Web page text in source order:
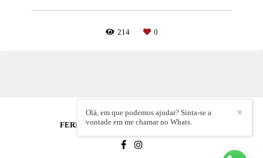
214 0
FERNANDA ROMEU SIMOES/ CONTATO
✕
Olá, em que podemos ajudar? Sinta-se a
vontade em me chamar no Whats.